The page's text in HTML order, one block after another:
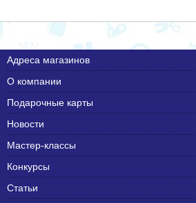
Адреса магазинов
О компании
Подарочные карты
Новости
Мастер-классы
Конкурсы
Статьи